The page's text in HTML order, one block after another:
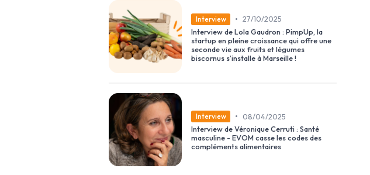
Interview • 27/10/2025
Interview de Lola Gaudron : PimpUp, la
startup en pleine croissance qui offre une
seconde vie aux fruits et légumes
biscornus s’installe à Marseille !
Interview •
08/04/2025
Interview de Véronique Cerruti : Santé
masculine - EVOM casse les codes des
compléments alimentaires